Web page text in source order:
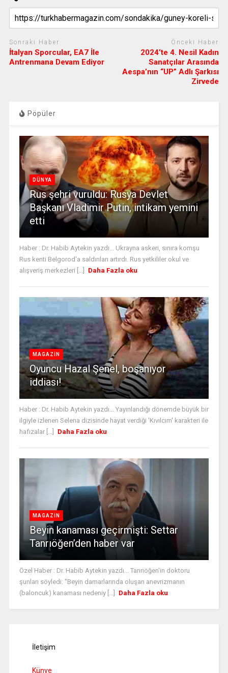
Sonraki Haber
İtalyan Sporcular, EA7 İle
Antrenmana Devam Ediyor
Önceki Haber
2024’te 4. Nesil Kadın
Sanatçılar Arasında
Aespa’nın “UP” Adlı Şarkısı
Zirvede
Pöpüler
DÜNYA
Rus şehri vuruldu: Rusya Devlet
Başkanı Vladimir Putin, intikam yemini
etti
Haber : Dr. Habib Aytekin yazdı... Ukrayna askeri, sınıra komşu
Rus kenti Belgorod'a saldırıları artırdı. Rus yetkililer okul ve
alışveriş merkezleri [...]
Daha Fazla oku
MAGAZİN
Oyuncu Hazal Şenel, boşanıyor
iddiası!
Haber : Dr. Habib Aytekin yazdı... Yayınlandığı dönemde büyük bir
ilgiyle izlenen Selena dizisinde hayat verdiği 'Kıvılcım' karakteri ile
hafızalar [...]
Daha Fazla oku
MAGAZİN
Beyin kanaması geçirmişti: Settar
Tanrıöğen’den haber var
Özel Haber : Dr. Habib Aytekin yazdı... Tanrıöğen'in doktoru
şunları söyledi: "Beyin damarlarında oluşan anevrizmanın
(baloncuk) kanaması nedeniy [...]
Daha Fazla oku
İletişim
Künye